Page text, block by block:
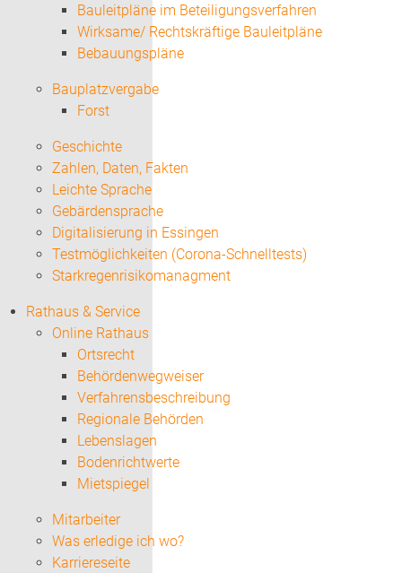
Bauleitpläne im Beteiligungsverfahren
Wirksame/ Rechtskräftige Bauleitpläne
Bebauungspläne
Bauplatzvergabe
Forst
Geschichte
Zahlen, Daten, Fakten
Leichte Sprache
Gebärdensprache
Digitalisierung in Essingen
Testmöglichkeiten (Corona-Schnelltests)
Starkregenrisikomanagment
Rathaus & Service
Online Rathaus
Ortsrecht
Behördenwegweiser
Verfahrensbeschreibung
Regionale Behörden
Lebenslagen
Bodenrichtwerte
Mietspiegel
Mitarbeiter
Was erledige ich wo?
Karriereseite